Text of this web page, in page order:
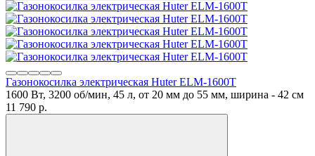
Газонокосилка электрическая Huter ELM-1600T
1600 Вт, 3200 об/мин, 45 л, от 20 мм до 55 мм, ширина - 42 см
11 790 p.